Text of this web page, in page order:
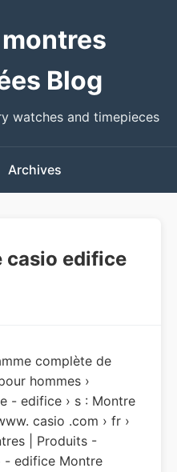
Blog
watches and timepieces
Archives
casio edifice
complète de
hommes ›
- edifice › s : Montre
casio .com › fr ›
| Produits -
- edifice Montre